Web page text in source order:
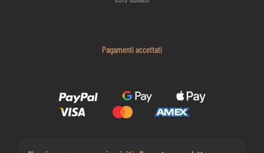
Pagamenti accettati